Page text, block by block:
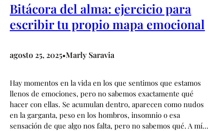
Bitácora del alma: ejercicio para
escribir tu propio mapa emocional
agosto 25, 2025•Marly Saravia
Hay momentos en la vida en los que sentimos que estamos
llenos de emociones, pero no sabemos exactamente qué
hacer con ellas. Se acumulan dentro, aparecen como nudos
en la garganta, peso en los hombros, insomnio o esa
sensación de que algo nos falta, pero no sabemos qué. A mí…